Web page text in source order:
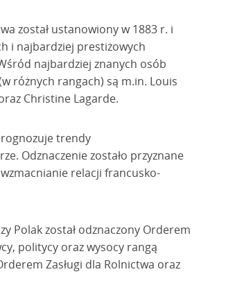
został ustanowiony w 1883 r. i
i najbardziej prestiżowych
najbardziej znanych osób
różnych rangach) są m.in. Louis
Christine Lagarde.
trendy
Odznaczenie zostało przyznane
relacji francusko-
Polak został odznaczony Orderem
politycy oraz wysocy rangą
Zasługi dla Rolnictwa oraz